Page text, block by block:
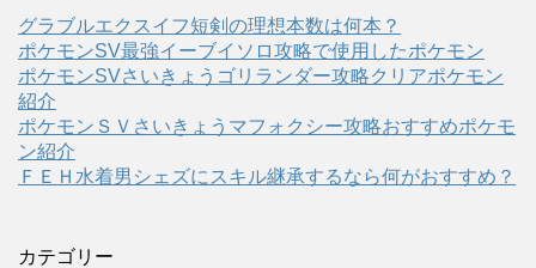
グラブルエクスイフ短剣の理想本数は何本？
ポケモンSV最強イーブイソロ攻略で使用したポケモン
ポケモンSVさいきょうゴリランダー攻略クリアポケモン
紹介
ポケモンＳＶさいきょうマフォクシー攻略おすすめポケモ
ン紹介
ＦＥＨ水着男シェズにスキル継承するなら何がおすすめ？
カテゴリー